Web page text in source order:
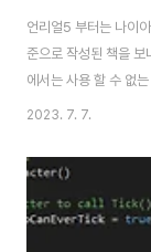
언리얼5 부터는 나이
준으로 작성된 책을
에서는 사용 할 수 없
스케이드 파티클을 생
로 들어갑니다. 3. 컴
System"을 선택하고
2023. 7. 7.